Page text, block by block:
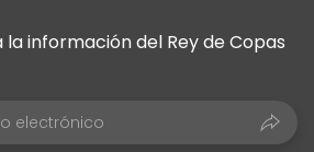
la información del Rey de Copas